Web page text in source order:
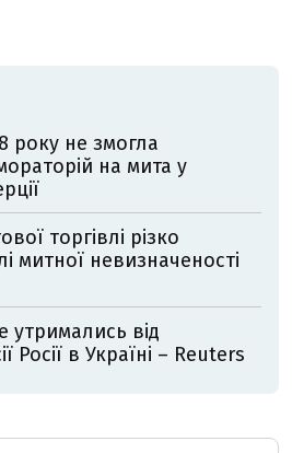
року не змогла
на мита у
торгівлі різко
митної невизначеності
від
Росії в Україні – Reuters